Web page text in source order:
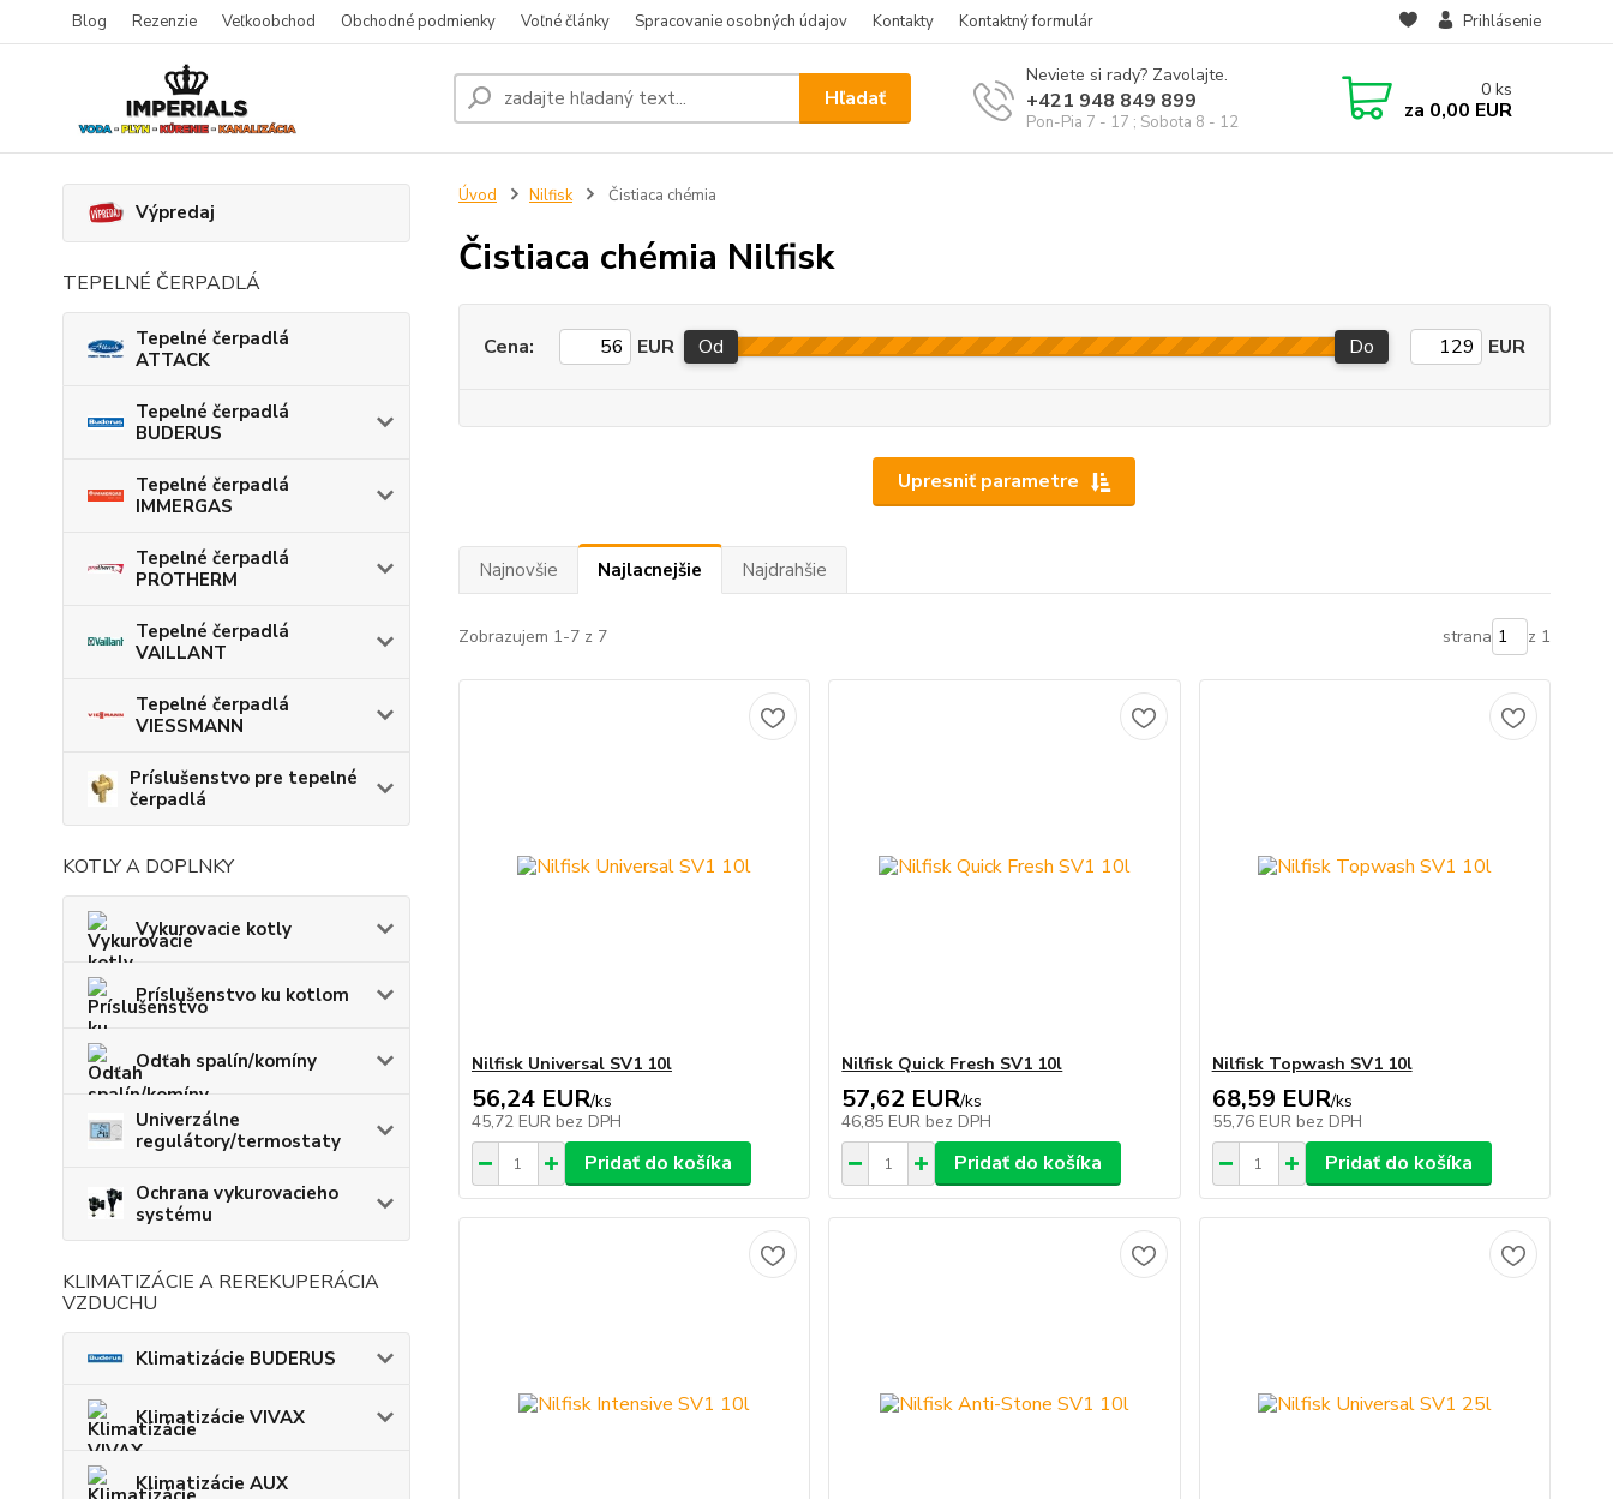
Blog Rezenzie Veľkoobchod Obchodné podmienky Voľné články Spracovanie osobných údajov Kontakty Kontaktný formulár Prihlásenie
Hľadať
Neviete si rady? Zavolajte.
+421 948 849 899
Pon-Pia 7 - 17 ; Sobota 8 - 12
0 ks
za 0,00 EUR
Výpredaj
TEPELNÉ ČERPADLÁ
Tepelné čerpadlá
ATTACK
Tepelné čerpadlá
BUDERUS
Tepelné čerpadlá
IMMERGAS
Tepelné čerpadlá
PROTHERM
Tepelné čerpadlá
VAILLANT
Tepelné čerpadlá
VIESSMANN
Príslušenstvo pre tepelné
čerpadlá
KOTLY A DOPLNKY
Vykurovacie kotly
Príslušenstvo ku kotlom
Odťah spalín/komíny
Univerzálne
regulátory/termostaty
Ochrana vykurovacieho
systému
KLIMATIZÁCIE A REREKUPERÁCIA
VZDUCHU
Klimatizácie BUDERUS
Klimatizácie VIVAX
Klimatizácie AUX
Úvod Nilfisk Čistiaca chémia
Čistiaca chémia Nilfisk
Upresniť parametre
Cena: EUR Od Do EUR
Najnovšie Najlacnejšie Najdrahšie
Zobrazujem 1-7 z 7 strana z 1
Nilfisk Universal SV1 10l
56,24 EUR/ks
45,72 EUR bez DPH
Pridať do košíka
Nilfisk Quick Fresh SV1 10l
57,62 EUR/ks
46,85 EUR bez DPH
Pridať do košíka
Nilfisk Topwash SV1 10l
68,59 EUR/ks
55,76 EUR bez DPH
Pridať do košíka